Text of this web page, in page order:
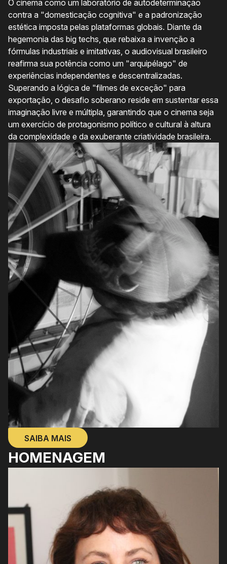
O cinema como um laboratório de autodeterminação
contra a "domesticação cognitiva" e a padronização
estética imposta pelas plataformas globais. Diante da
hegemonia das big techs, que rebaixa a invenção a
fórmulas industriais e imitativas, o audiovisual brasileiro
reafirma sua potência como um "arquipélago" de
experiências independentes e descentralizadas.
Superando a lógica de "filmes de exceção" para
exportação, o desafio soberano reside em sustentar essa
imaginação livre e múltipla, garantindo que o cinema seja
um exercício de protagonismo político e cultural à altura
da complexidade e da exuberante criatividade brasileira.
SAIBA MAIS
HOMENAGEM